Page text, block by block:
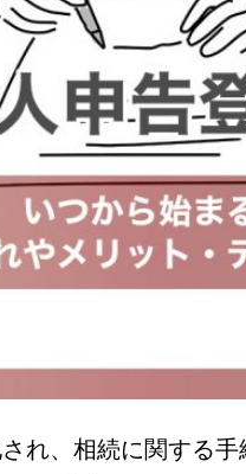
れ、相続に関する